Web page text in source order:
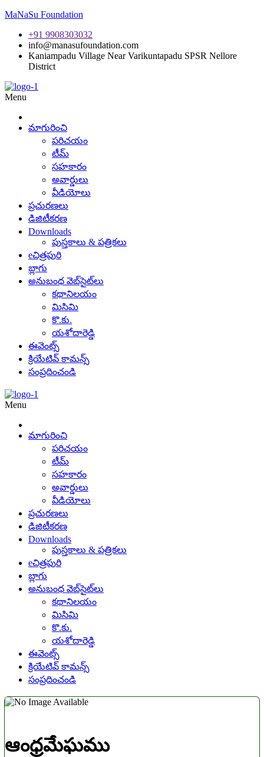
MaNaSu Foundation
+91 9908303032
info@manasufoundation.com
Kaniampadu Village Near Varikuntapadu SPSR Nellore
District
Menu
మాగురించి
పరిచయం
టీమ్
సహకారం
అవార్డులు
వీడియోలు
ప్రచురణలు
డిజిటీకరణ
Downloads
పుస్తకాలు & పత్రికలు
eచిత్రపురి
బ్లాగు
అనుబంధ వెబ్‌సైట్‌లు
కథానిలయం
మిసిమి
కొ.కు.
యశోదారెడ్డి
ఈవెంట్స్
క్రియేటివ్ కామన్స్
సంప్రదించండి
Menu
మాగురించి
పరిచయం
టీమ్
సహకారం
అవార్డులు
వీడియోలు
ప్రచురణలు
డిజిటీకరణ
Downloads
పుస్తకాలు & పత్రికలు
eచిత్రపురి
బ్లాగు
అనుబంధ వెబ్‌సైట్‌లు
కథానిలయం
మిసిమి
కొ.కు.
యశోదారెడ్డి
ఈవెంట్స్
క్రియేటివ్ కామన్స్
సంప్రదించండి
ఆంధ్రమేఘము